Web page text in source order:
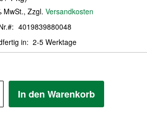
MwSt., Zzgl. Versandkosten
4019839880048
in
2-5 Werktage
In den Warenkorb